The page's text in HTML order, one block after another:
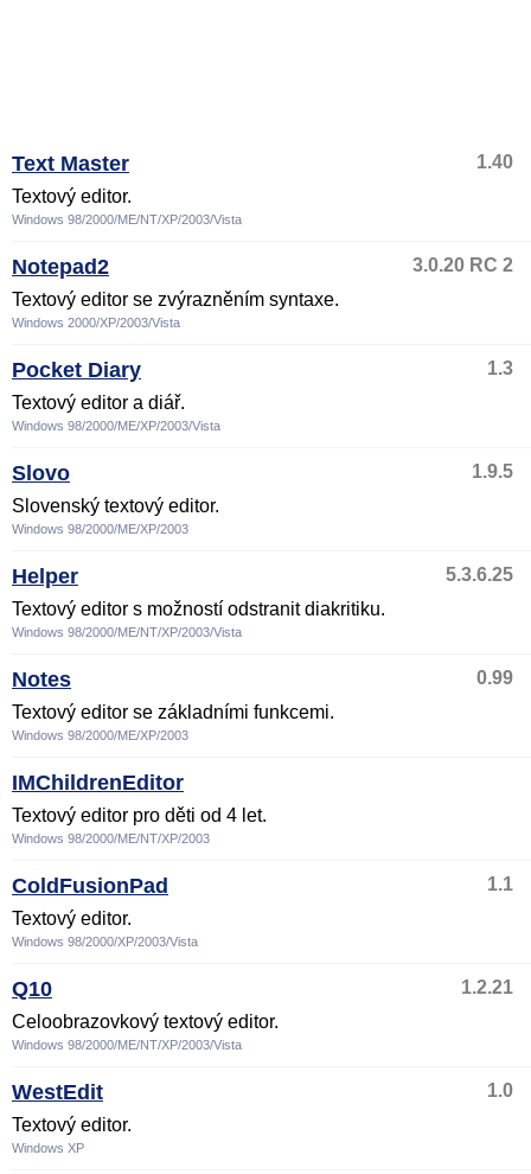
Text Master
1.40
Textový editor.
Windows 98/2000/ME/NT/XP/2003/Vista
Notepad2
3.0.20 RC 2
Textový editor se zvýrazněním syntaxe.
Windows 2000/XP/2003/Vista
Pocket Diary
1.3
Textový editor a diář.
Windows 98/2000/ME/XP/2003/Vista
Slovo
1.9.5
Slovenský textový editor.
Windows 98/2000/ME/XP/2003
Helper
5.3.6.25
Textový editor s možností odstranit diakritiku.
Windows 98/2000/ME/NT/XP/2003/Vista
Notes
0.99
Textový editor se základními funkcemi.
Windows 98/2000/ME/XP/2003
IMChildrenEditor
Textový editor pro děti od 4 let.
Windows 98/2000/ME/NT/XP/2003
ColdFusionPad
1.1
Textový editor.
Windows 98/2000/XP/2003/Vista
Q10
1.2.21
Celoobrazovkový textový editor.
Windows 98/2000/ME/NT/XP/2003/Vista
WestEdit
1.0
Textový editor.
Windows XP